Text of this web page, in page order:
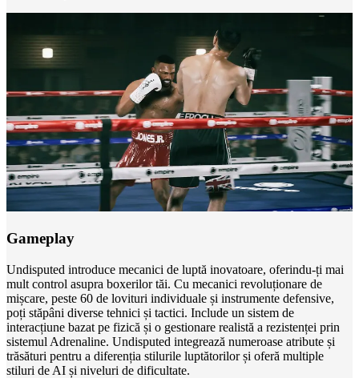
Gameplay
Undisputed introduce mecanici de luptă inovatoare, oferindu-ți mai
mult control asupra boxerilor tăi. Cu mecanici revoluționare de
mișcare, peste 60 de lovituri individuale și instrumente defensive,
poți stăpâni diverse tehnici și tactici. Include un sistem de
interacțiune bazat pe fizică și o gestionare realistă a rezistenței prin
sistemul Adrenaline. Undisputed integrează numeroase atribute și
trăsături pentru a diferenția stilurile luptătorilor și oferă multiple
stiluri de AI și niveluri de dificultate.